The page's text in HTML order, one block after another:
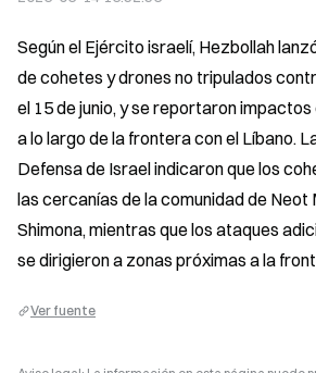
Según el Ejército israelí, Hezbollah
de cohetes y drones no tripulados
el 15 de junio, y se reportaron
a lo largo de la frontera con el Líbano.
Defensa de Israel indicaron que los
las cercanías de la comunidad de
Shimona, mientras que los ataques
se dirigieron a zonas próximas a la
Ver fuente